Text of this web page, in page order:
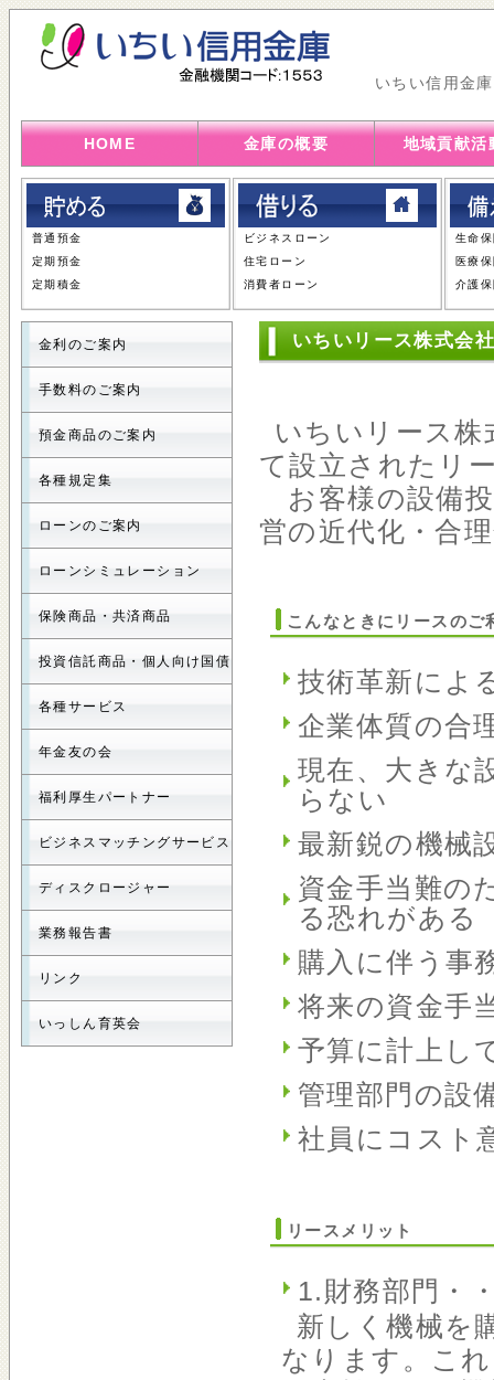
いちい信用金
HOME 金庫の概要 地域貢献活
普通預金
定期預金
定期積金
ビジネスローン
住宅ローン
消費者ローン
生命
医療
介護
金利のご案内
手数料のご案内
預金商品のご案内
各種規定集
ローンのご案内
ローンシミュレーション
保険商品・共済商品
投資信託商品・個人向け国債
各種サービス
年金友の会
福利厚生パートナー
ビジネスマッチングサービス
ディスクロージャー
業務報告書
リンク
いっしん育英会
いちいリース株式会社
いちいリース株
て設立されたリ
お客様の設備
営の近代化・合
こんなときにリースの
技術革新によ
企業体質の合
現在、大きな
らない
最新鋭の機械
資金手当難の
る恐れがある
購入に伴う事
将来の資金手
予算に計上し
管理部門の設
社員にコスト
リースメリット
1.財務部門・
新しく機械を
なります。こ